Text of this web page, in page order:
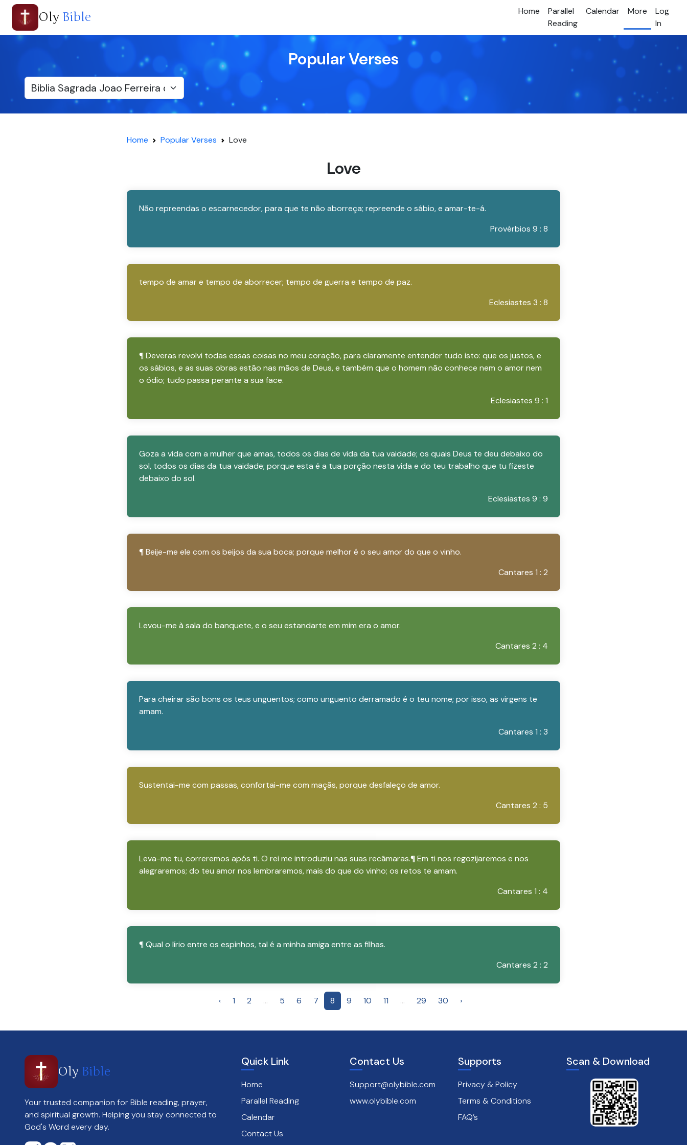
Oly Bible Home
Parallel
Reading
Calendar More
Log
In
Popular Verses
Home Popular Verses Love
Love
Não repreendas o escarnecedor, para que te não aborreça; repreende o sábio, e amar-te-á.
Provérbios 9 : 8
tempo de amar e tempo de aborrecer; tempo de guerra e tempo de paz.
Eclesiastes 3 : 8
¶ Deveras revolvi todas essas coisas no meu coração, para claramente entender tudo isto: que os justos, e
os sábios, e as suas obras estão nas mãos de Deus, e também que o homem não conhece nem o amor nem
o ódio; tudo passa perante a sua face.
Eclesiastes 9 : 1
Goza a vida com a mulher que amas, todos os dias de vida da tua vaidade; os quais Deus te deu debaixo do
sol, todos os dias da tua vaidade; porque esta é a tua porção nesta vida e do teu trabalho que tu fizeste
debaixo do sol.
Eclesiastes 9 : 9
¶ Beije-me ele com os beijos da sua boca; porque melhor é o seu amor do que o vinho.
Cantares 1 : 2
Levou-me à sala do banquete, e o seu estandarte em mim era o amor.
Cantares 2 : 4
Para cheirar são bons os teus unguentos; como unguento derramado é o teu nome; por isso, as virgens te
amam.
Cantares 1 : 3
Sustentai-me com passas, confortai-me com maçãs, porque desfaleço de amor.
Cantares 2 : 5
Leva-me tu, correremos após ti. O rei me introduziu nas suas recâmaras.¶ Em ti nos regozijaremos e nos
alegraremos; do teu amor nos lembraremos, mais do que do vinho; os retos te amam.
Cantares 1 : 4
¶ Qual o lírio entre os espinhos, tal é a minha amiga entre as filhas.
Cantares 2 : 2
‹ 1 2 ... 5 6 7 8 9 10 11 ... 29 30 ›
Oly Bible
Your trusted companion for Bible reading, prayer,
and spiritual growth. Helping you stay connected to
God's Word every day.
Quick Link
Home
Parallel Reading
Calendar
Contact Us
Contact Us
Support@olybible.com
www.olybible.com
Supports
Privacy & Policy
Terms & Conditions
FAQ’s
Scan & Download